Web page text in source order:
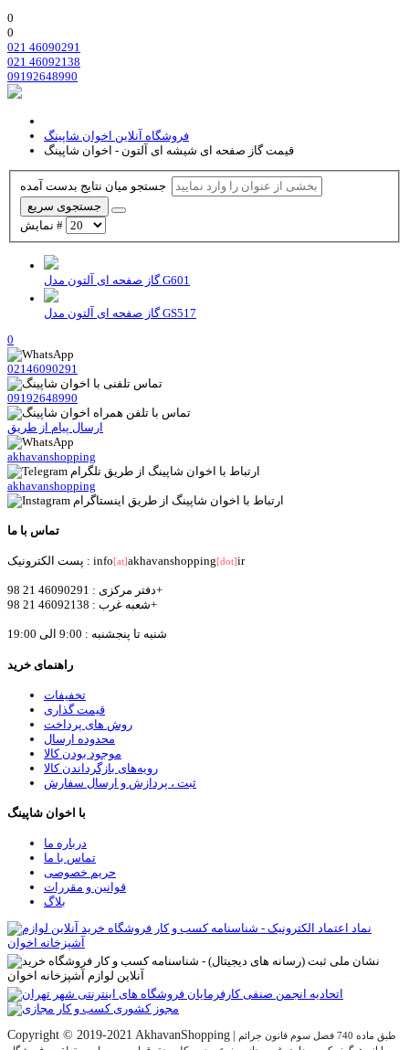
0
0
021 46090291
021 46092138
09192648990
فروشگاه آنلاین اخوان شاپینگ
قیمت گاز صفحه ای شیشه ای آلتون - اخوان شاپینگ
جستجوی سریع
نمایش #
گاز صفحه ای آلتون مدل G601
گاز صفحه ای آلتون مدل GS517
0
02146090291
09192648990
ارسال پیام از طریق
akhavanshopping
akhavanshopping
تماس با ما
پست الکترونیک : info[at]akhavanshopping[dot]ir
دفتر مرکزی : 46090291 21 98+
شعبه غرب : 46092138 21 98+
شنبه تا پنجشنبه : 9:00 الی 19:00
راهنمای خرید
تخفیفات
قیمت گذاری
روش های پرداخت
محدوده ارسال
موجود بودن کالا
رویه‌های بازگرداندن کالا
ثبت ، پردازش و ارسال سفارش
با اخوان شاپینگ
درباره ما
تماس با ما
حریم خصوصی
قوانین و مقررات
بلاگ
Copyright © 2019-2021 AkhavanShopping | طبق ماده 740 فصل سوم قانون جرائم